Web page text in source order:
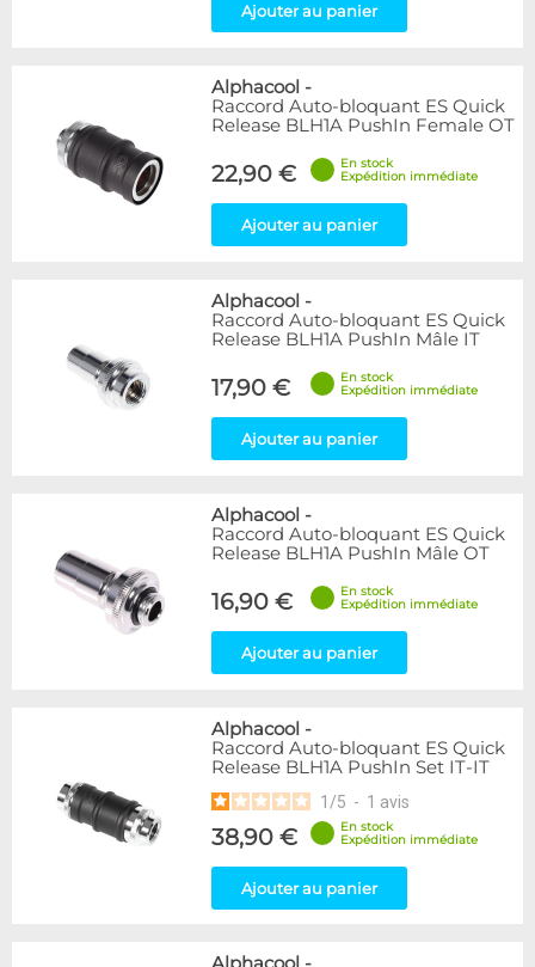
Ajouter au panier
Alphacool -
Raccord Auto-bloquant ES Quick
Release BLH1A PushIn Female OT
22,90 €
En stock
Expédition immédiate
Ajouter au panier
Alphacool -
Raccord Auto-bloquant ES Quick
Release BLH1A PushIn Mâle IT
17,90 €
En stock
Expédition immédiate
Ajouter au panier
Alphacool -
Raccord Auto-bloquant ES Quick
Release BLH1A PushIn Mâle OT
16,90 €
En stock
Expédition immédiate
Ajouter au panier
Alphacool -
Raccord Auto-bloquant ES Quick
Release BLH1A PushIn Set IT-IT
1 /5 - 1 avis
38,90 €
En stock
Expédition immédiate
Ajouter au panier